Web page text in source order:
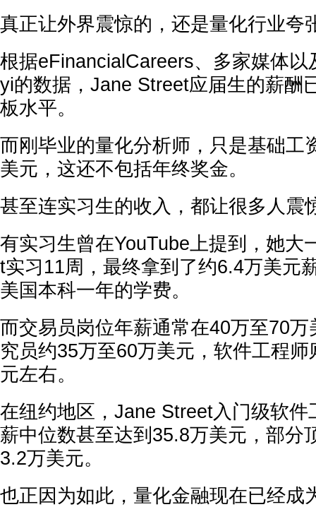
真正让外界震惊的，还是量化行业夸
根据eFinancialCareers、多家媒体
yi的数据，Jane Street应届生的薪酬
板水平。
而刚毕业的量化分析师，只是基础工
美元，这还不包括年终奖金。
甚至连实习生的收入，都让很多人震
有实习生曾在YouTube上提到，她大
t实习11周，最终拿到了约6.4万美元
美国本科一年的学费。
而交易员岗位年薪通常在40万至70
究员约35万至60万美元，软件工程
元左右。
在纽约地区，Jane Street入门级软件
薪中位数甚至达到35.8万美元，部分
3.2万美元。
也正因为如此，量化金融现在已经成